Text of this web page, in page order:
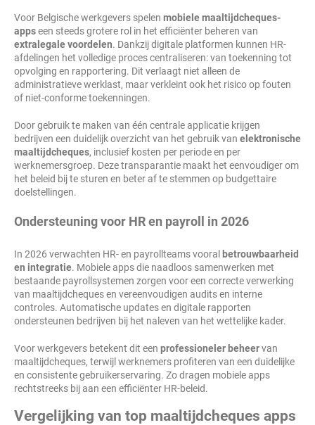
Voor Belgische werkgevers spelen mobiele maaltijdcheques-
appseen steeds grotere rol in het efficiënter beheren van
extralegale voordelen. Dankzij digitale platformen kunnen HR-
afdelingen het volledige proces centraliseren: van toekenning tot
opvolging en rapportering. Dit verlaagt niet alleen de
administratieve werklast, maar verkleint ook het risico op fouten
of niet-conforme toekenningen.
Door gebruik te maken van één centrale applicatie krijgen
bedrijven een duidelijk overzicht van het gebruik van elektronische
maaltijdcheques, inclusief kosten per periode en per
werknemersgroep. Deze transparantie maakt het eenvoudiger om
het beleid bij te sturen en beter af te stemmen op budgettaire
doelstellingen.
Ondersteuning voor HR en payroll in 2026
In 2026 verwachten HR- en payrollteams vooral betrouwbaarheid
en integratie. Mobiele apps die naadloos samenwerken met
bestaande payrollsystemen zorgen voor een correcte verwerking
van maaltijdcheques en vereenvoudigen audits en interne
controles. Automatische updates en digitale rapporten
ondersteunen bedrijven bij het naleven van het wettelijke kader.
Voor werkgevers betekent dit een professioneler beheervan
maaltijdcheques, terwijl werknemers profiteren van een duidelijke
en consistente gebruikerservaring. Zo dragen mobiele apps
rechtstreeks bij aan een efficiënter HR-beleid.
Vergelijking van top maaltijdcheques apps